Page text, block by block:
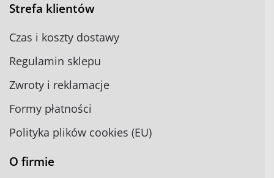
Strefa klientów
Czas i koszty dostawy
Regulamin sklepu
Zwroty i reklamacje
Formy płatności
Polityka plików cookies (EU)
O firmie